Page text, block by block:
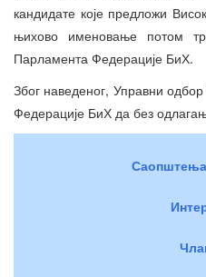
кандидате које предложи
њихово именовање потом
Парламента Федерације БиХ.
Због наведеног, Управни
Федерације БиХ да без
Саопштења